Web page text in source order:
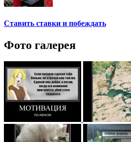
Ставить ставки и побеждать
Фото галерея